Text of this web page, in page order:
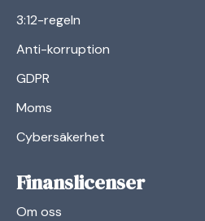
3:12-regeln
Anti-korruption
GDPR
Moms
Cybersäkerhet
Finanslicenser
Om oss